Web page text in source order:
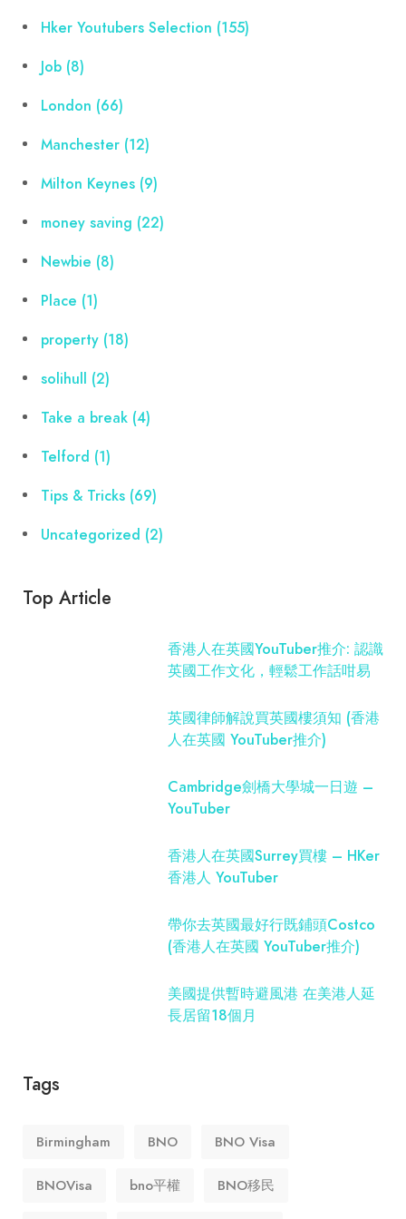
Hker Youtubers Selection (155)
Job (8)
London (66)
Manchester (12)
Milton Keynes (9)
money saving (22)
Newbie (8)
Place (1)
property (18)
solihull (2)
Take a break (4)
Telford (1)
Tips & Tricks (69)
Uncategorized (2)
Top Article
香港人在英國YouTuber推介: 認識
英國工作文化，輕鬆工作話咁易
英國律師解說買英國樓須知 (香港
人在英國 YouTuber推介)
Cambridge劍橋大學城一日遊 –
YouTuber
香港人在英國Surrey買樓 – HKer
香港人 YouTuber
帶你去英國最好行既鋪頭Costco
(香港人在英國 YouTuber推介)
美國提供暫時避風港 在美港人延
長居留18個月
Tags
Birmingham BNO BNO Visa
BNOVisa bno平權 BNO移民